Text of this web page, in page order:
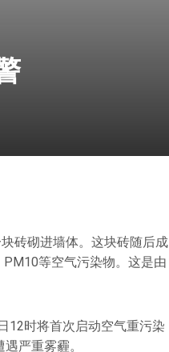
砖砌进墙体。这块砖随后成
等空气污染物。这是由
12时将首次启动空气重污染
严重雾霾。